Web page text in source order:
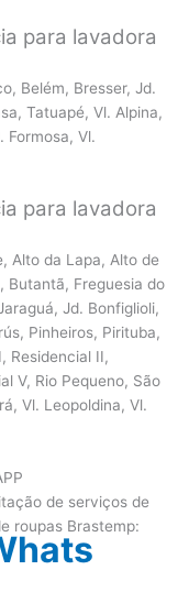
para lavadora
Belém, Bresser, Jd.
Tatuapé, Vl. Alpina,
Formosa, Vl.
para lavadora
Alto da Lapa, Alto de
Butantã, Freguesia do
Jd. Bonfiglioli,
Pinheiros, Pirituba,
Residencial II,
V, Rio Pequeno, São
Vl. Leopoldina, Vl.
de serviços de
roupas Brastemp: